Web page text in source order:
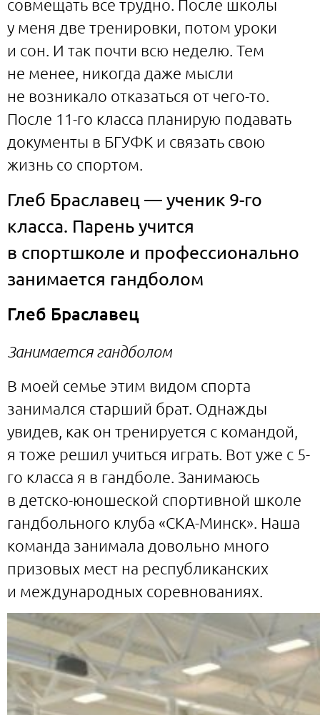
совмещать все трудно. После школы
у меня две тренировки, потом уроки
и сон. И так почти всю неделю. Тем
не менее, никогда даже мысли
не возникало отказаться от чего-то.
После 11-го класса планирую подавать
документы в БГУФК и связать свою
жизнь со спортом.
Глеб Браславец — ученик 9-го
класса. Парень учится
в спортшколе и профессионально
занимается гандболом
Глеб Браславец
Занимается гандболом
В моей семье этим видом спорта
занимался старший брат. Однажды
увидев, как он тренируется с командой,
я тоже решил учиться играть. Вот уже с 5-
го класса я в гандболе. Занимаюсь
в детско-юношеской спортивной школе
гандбольного клуба «СКА-Минск». Наша
команда занимала довольно много
призовых мест на республиканских
и международных соревнованиях.